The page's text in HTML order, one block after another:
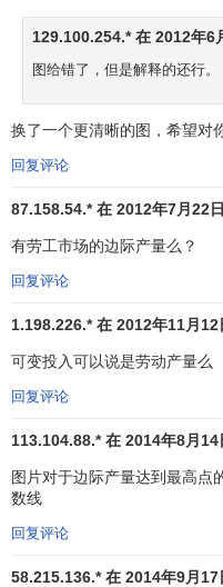
129.100.254.* 在 2012年6
图给错了，但是解释的还行。
换了一个更清晰的图，希望对
回复评论
87.158.54.* 在 2012年7月22
有劳工市场的边际产量么？
回复评论
1.198.226.* 在 2012年11月
可变投入可以说是劳动产量么
回复评论
113.104.88.* 在 2014年8月
图片对于边际产量达到最高点
数线
回复评论
58.215.136.* 在 2014年9月